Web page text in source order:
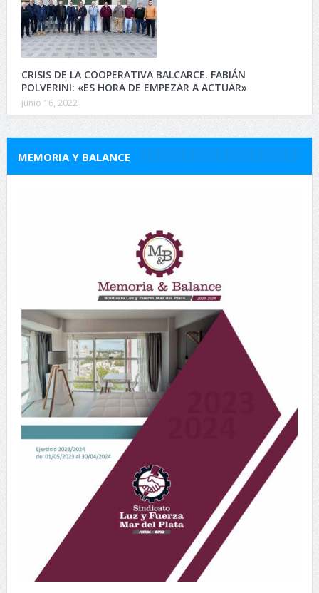
CRISIS DE LA COOPERATIVA BALCARCE. FABIÁN
POLVERINI: «ES HORA DE EMPEZAR A ACTUAR»
junio 16, 2022
MEMORIA Y BALANCE